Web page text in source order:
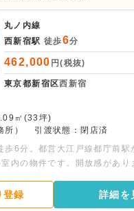
丸ノ内線
西新宿駅 徒歩6分
462,000 円(税抜)
東京都新宿区西新宿
㎡(33坪)
）
引渡状態：閉店済
歩6分。都営大江戸線都庁前駅
内の物件です。開放感があり
登録 詳細を